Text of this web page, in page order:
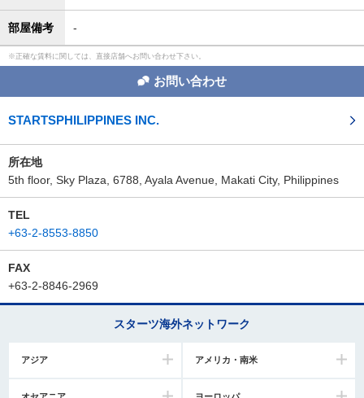
部屋備考 -
正確な賃料に関しては、直接店舗へお問い合わせ下さい。
お問い合わせ
STARTSPHILIPPINES INC.
所在地
5th floor, Sky Plaza, 6788, Ayala Avenue, Makati City, Philippines
TEL
+63-2-8553-8850
FAX
+63-2-8846-2969
スターツ海外ネットワーク
アジア アメリカ・南米